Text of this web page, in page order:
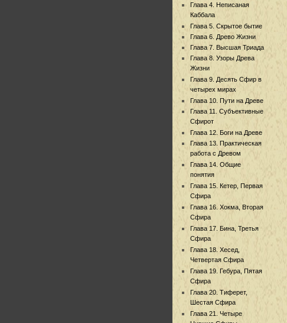
Глава 4. Неписаная
Каббала
Глава 5. Скрытое бытие
Глава 6. Древо Жизни
Глава 7. Высшая Триада
Глава 8. Узоры Древа
Жизни
Глава 9. Десять Сфир в
четырех мирах
Глава 10. Пути на Древе
Глава 11. Субъективные
Сфирот
Глава 12. Боги на Древе
Глава 13. Практическая
работа с Древом
Глава 14. Общие
понятия
Глава 15. Кетер, Первая
Сфира
Глава 16. Хокма, Вторая
Сфира
Глава 17. Бина, Третья
Сфира
Глава 18. Хесед,
Четвертая Сфира
Глава 19. Гебура, Пятая
Сфира
Глава 20. Тиферет,
Шестая Сфира
Глава 21. Четыре